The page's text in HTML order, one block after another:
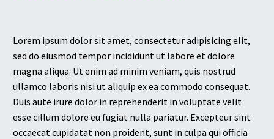
Lorem ipsum dolor sit amet, consectetur adipisicing elit,
sed do eiusmod tempor incididunt ut labore et dolore
magna aliqua. Ut enim ad minim veniam, quis nostrud
ullamco laboris nisi ut aliquip ex ea commodo consequat.
Duis aute irure dolor in reprehenderit in voluptate velit
esse cillum dolore eu fugiat nulla pariatur. Excepteur sint
occaecat cupidatat non proident, sunt in culpa qui officia